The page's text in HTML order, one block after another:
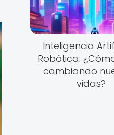
Inteligencia
Robótica:
cambiando
vidas?